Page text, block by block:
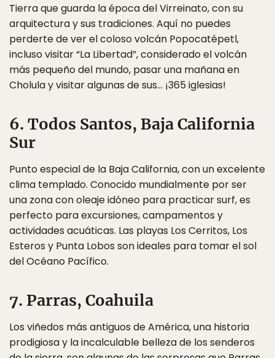
Tierra que guarda la época del Virreinato, con su
arquitectura y sus tradiciones. Aquí no puedes
perderte de ver el coloso volcán Popocatépetl,
incluso visitar “La Libertad”, considerado el volcán
más pequeño del mundo, pasar una mañana en
Cholula y visitar algunas de sus… ¡365 iglesias!
6. Todos Santos, Baja California
Sur
Punto especial de la Baja California, con un excelente
clima templado. Conocido mundialmente por ser
una zona con oleaje idóneo para practicar surf, es
perfecto para excursiones, campamentos y
actividades acuáticas. Las playas Los Cerritos, Los
Esteros y Punta Lobos son ideales para tomar el sol
del Océano Pacífico.
7. Parras, Coahuila
Los viñedos más antiguos de América, una historia
prodigiosa y la incalculable belleza de los senderos